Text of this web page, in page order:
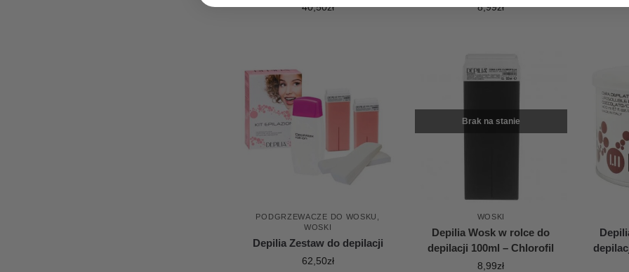
40,50zł 8,99zł
PODGRZEWACZE DO WOSKU
WOSKI
Depilia Zestaw do depilacji
62,50zł
Brak na stanie
WOSKI
Depilia Wosk w rolce do
depilacji 100ml – Chlorofil
8,99zł